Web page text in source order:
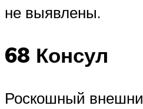
не выявлены.
68 Консул
Роскошный